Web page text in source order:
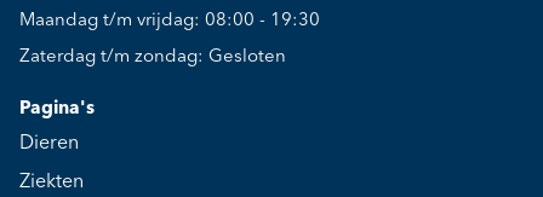
Maandag t/m vrijdag: 08:00 - 19:30
Zaterdag t/m zondag: Gesloten
Pagina's
Dieren
Ziekten